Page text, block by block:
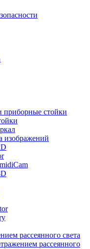
приборные стойки
изображений
рассеянного света
рассеянного